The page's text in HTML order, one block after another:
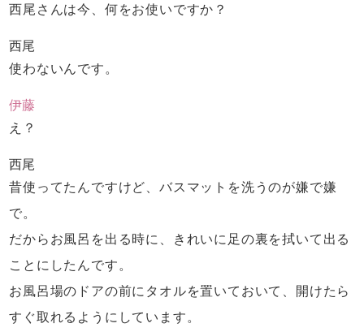
西尾さんは今、何をお使いですか？
西尾
使わないんです。
伊藤
え？
西尾
昔使ってたんですけど、バスマットを洗うのが嫌で嫌
で。
だからお風呂を出る時に、
きれいに足の裏を拭いて出る
ことにしたんです。
お風呂場のドアの前にタオルを置いておいて、
開けたら
すぐ取れるようにしています。